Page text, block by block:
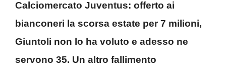
Calciomercato Juventus: offerto ai
bianconeri la scorsa estate per 7 milioni,
Giuntoli non lo ha voluto e adesso ne
servono 35. Un altro fallimento